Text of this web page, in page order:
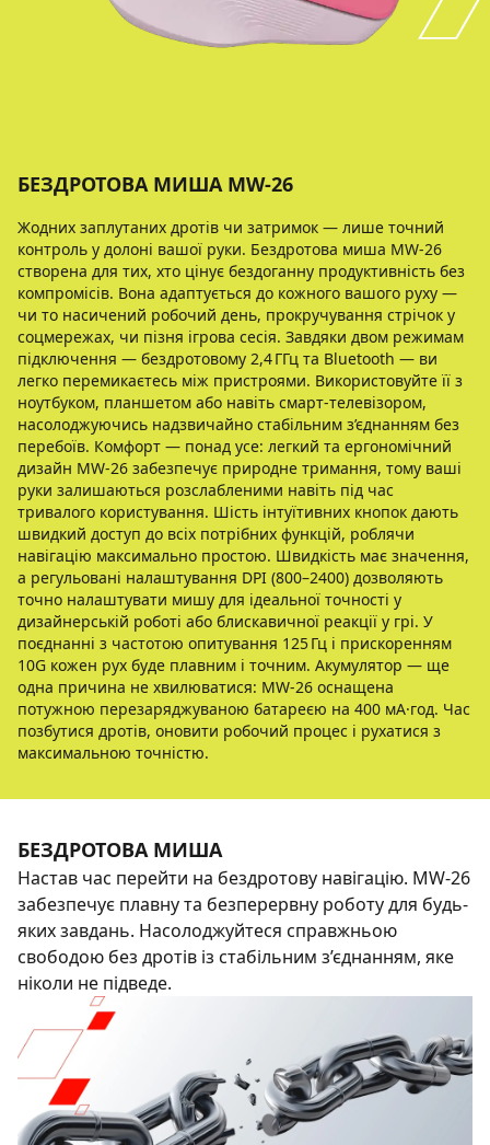
БЕЗДРОТОВА МИША MW-26
Жодних заплутаних дротів чи затримок — лише точний
контроль у долоні вашої руки. Бездротова миша MW-26
створена для тих, хто цінує бездоганну продуктивність без
компромісів. Вона адаптується до кожного вашого руху —
чи то насичений робочий день, прокручування стрічок у
соцмережах, чи пізня ігрова сесія. Завдяки двом режимам
підключення — бездротовому 2,4 ГГц та Bluetooth — ви
легко перемикаєтесь між пристроями. Використовуйте її з
ноутбуком, планшетом або навіть смарт-телевізором,
насолоджуючись надзвичайно стабільним з’єднанням без
перебоїв. Комфорт — понад усе: легкий та ергономічний
дизайн MW-26 забезпечує природне тримання, тому ваші
руки залишаються розслабленими навіть під час
тривалого користування. Шість інтуїтивних кнопок дають
швидкий доступ до всіх потрібних функцій, роблячи
навігацію максимально простою. Швидкість має значення,
а регульовані налаштування DPI (800–2400) дозволяють
точно налаштувати мишу для ідеальної точності у
дизайнерській роботі або блискавичної реакції у грі. У
поєднанні з частотою опитування 125 Гц і прискоренням
10G кожен рух буде плавним і точним. Акумулятор — ще
одна причина не хвилюватися: MW-26 оснащена
потужною перезаряджуваною батареєю на 400 мА·год. Час
позбутися дротів, оновити робочий процес і рухатися з
максимальною точністю.
БЕЗДРОТОВА МИША
Настав час перейти на бездротову навігацію. MW-26
забезпечує плавну та безперервну роботу для будь-
яких завдань. Насолоджуйтеся справжньою
свободою без дротів із стабільним з’єднанням, яке
ніколи не підведе.